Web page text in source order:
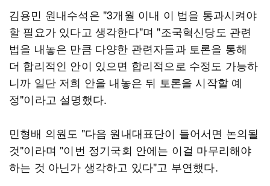
김용민 원내수석은 "3개월 이내 이 법을 통과시켜야
할 필요가 있다고 생각한다"며 "조국혁신당도 관련
법을 내놓은 만큼 다양한 관련자들과 토론을 통해
더 합리적인 안이 있으면 합리적으로 수정도 가능하
니까 일단 저희 안을 내놓은 뒤 토론을 시작할 예
정"이라고 설명했다.
민형배 의원도 "다음 원내대표단이 들어서면 논의될
것"이라며 "이번 정기국회 안에는 이걸 마무리해야
하는 것 아닌가 생각하고 있다"고 부연했다.